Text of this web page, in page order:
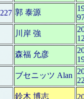
227 郭 泰源
川岸 強
森福 允彦
ブセニッツ Alan
鈴木 博志